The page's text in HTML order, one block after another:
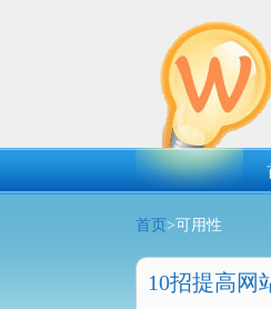
首页 >可用性
10招提高网